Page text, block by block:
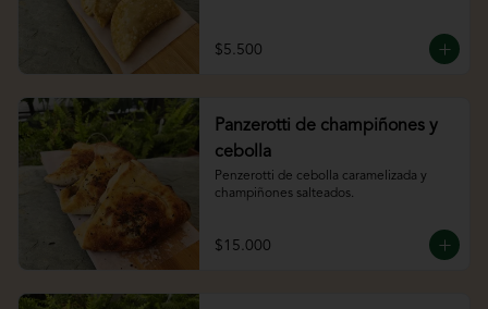
$5.500
Panzerotti de champiñones y
cebolla
Penzerotti de cebolla caramelizada y
champiñones salteados.
$15.000